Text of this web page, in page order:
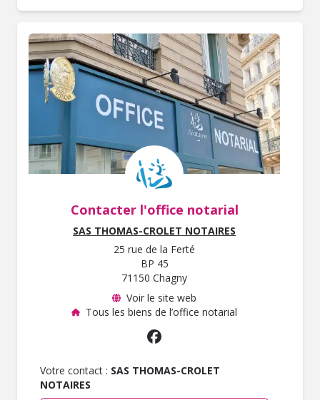
Contacter l'office notarial
SAS THOMAS-CROLET NOTAIRES
25 rue de la Ferté
BP 45
71150 Chagny
Voir le site web
Tous les biens de l’office notarial
Votre contact : SAS THOMAS-CROLET
NOTAIRES